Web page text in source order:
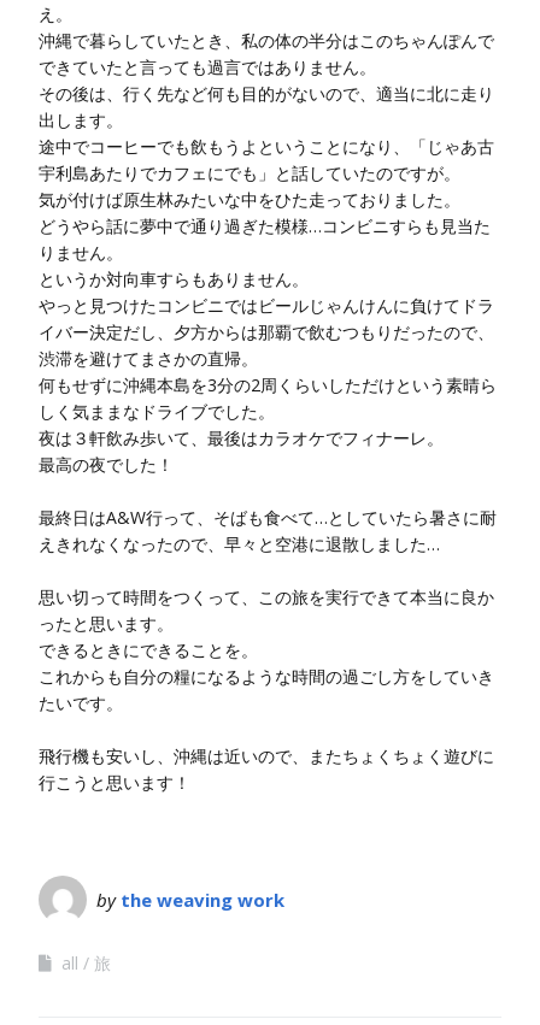
え。
沖縄で暮らしていたとき、私の体の半分はこのちゃんぽんで
できていたと言っても過言ではありません。
その後は、行く先など何も目的がないので、適当に北に走り
出します。
途中でコーヒーでも飲もうよということになり、「じゃあ古
宇利島あたりでカフェにでも」と話していたのですが。
気が付けば原生林みたいな中をひた走っておりました。
どうやら話に夢中で通り過ぎた模様…コンビニすらも見当た
りません。
というか対向車すらもありません。
やっと見つけたコンビニではビールじゃんけんに負けてドラ
イバー決定だし、夕方からは那覇で飲むつもりだったので、
渋滞を避けてまさかの直帰。
何もせずに沖縄本島を3分の2周くらいしただけという素晴ら
しく気ままなドライブでした。
夜は３軒飲み歩いて、最後はカラオケでフィナーレ。
最高の夜でした！
最終日はA&W行って、そばも食べて…としていたら暑さに耐
えきれなくなったので、早々と空港に退散しました…
思い切って時間をつくって、この旅を実行できて本当に良か
ったと思います。
できるときにできることを。
これからも自分の糧になるような時間の過ごし方をしていき
たいです。
飛行機も安いし、沖縄は近いので、またちょくちょく遊びに
行こうと思います！
by the weaving work
all 旅